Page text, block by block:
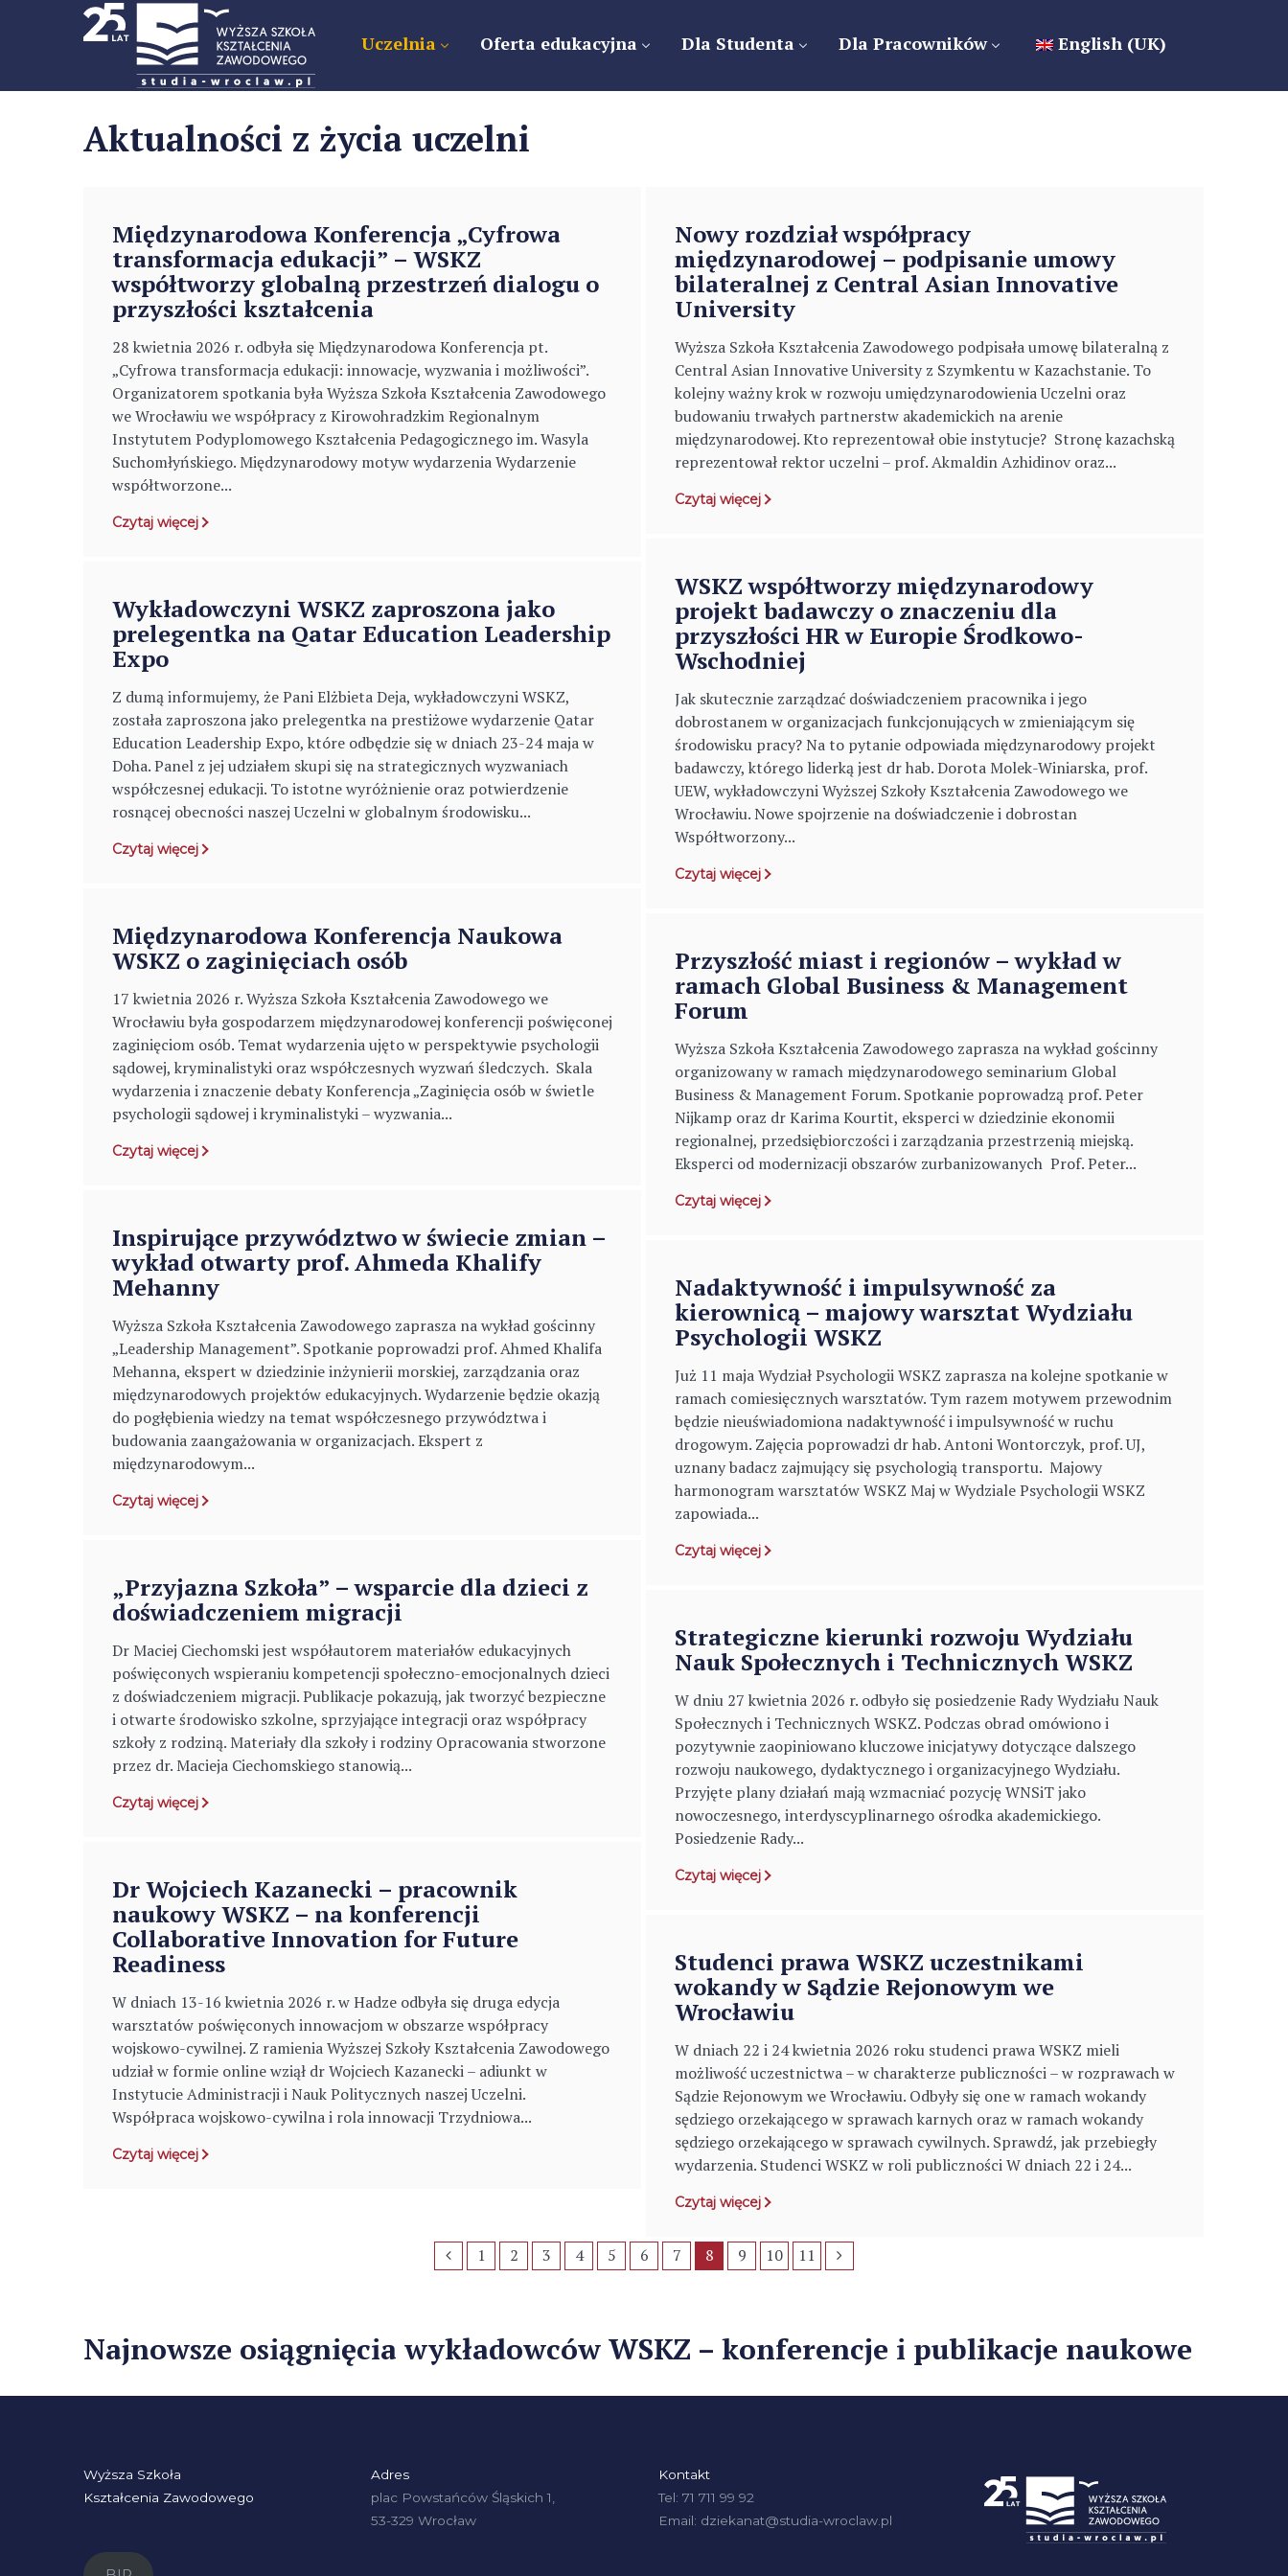
Uczelnia Oferta edukacyjna Dla Studenta Dla Pracowników English (UK)
Aktualności z życia uczelni
Międzynarodowa Konferencja „Cyfrowa
transformacja edukacji” – WSKZ
współtworzy globalną przestrzeń dialogu o
przyszłości kształcenia
28 kwietnia 2026 r. odbyła się Międzynarodowa Konferencja pt.
„Cyfrowa transformacja edukacji: innowacje, wyzwania i możliwości”.
Organizatorem spotkania była Wyższa Szkoła Kształcenia Zawodowego
we Wrocławiu we współpracy z Kirowohradzkim Regionalnym
Instytutem Podyplomowego Kształcenia Pedagogicznego im. Wasyla
Suchomłyńskiego. Międzynarodowy motyw wydarzenia Wydarzenie
współtworzone...
Czytaj więcej
Nowy rozdział współpracy
międzynarodowej – podpisanie umowy
bilateralnej z Central Asian Innovative
University
Wyższa Szkoła Kształcenia Zawodowego podpisała umowę bilateralną z
Central Asian Innovative University z Szymkentu w Kazachstanie. To
kolejny ważny krok w rozwoju umiędzynarodowienia Uczelni oraz
budowaniu trwałych partnerstw akademickich na arenie
międzynarodowej. Kto reprezentował obie instytucje? Stronę kazachską
reprezentował rektor uczelni – prof. Akmaldin Azhidinov oraz...
Czytaj więcej
WSKZ współtworzy międzynarodowy
projekt badawczy o znaczeniu dla
przyszłości HR w Europie Środkowo-
Wschodniej
Jak skutecznie zarządzać doświadczeniem pracownika i jego
dobrostanem w organizacjach funkcjonujących w zmieniającym się
środowisku pracy? Na to pytanie odpowiada międzynarodowy projekt
badawczy, którego liderką jest dr hab. Dorota Molek-Winiarska, prof.
UEW, wykładowczyni Wyższej Szkoły Kształcenia Zawodowego we
Wrocławiu. Nowe spojrzenie na doświadczenie i dobrostan
Współtworzony...
Czytaj więcej
Wykładowczyni WSKZ zaproszona jako
prelegentka na Qatar Education Leadership
Expo
Z dumą informujemy, że Pani Elżbieta Deja, wykładowczyni WSKZ,
została zaproszona jako prelegentka na prestiżowe wydarzenie Qatar
Education Leadership Expo, które odbędzie się w dniach 23-24 maja w
Doha. Panel z jej udziałem skupi się na strategicznych wyzwaniach
współczesnej edukacji. To istotne wyróżnienie oraz potwierdzenie
rosnącej obecności naszej Uczelni w globalnym środowisku...
Czytaj więcej
Międzynarodowa Konferencja Naukowa
WSKZ o zaginięciach osób
17 kwietnia 2026 r. Wyższa Szkoła Kształcenia Zawodowego we
Wrocławiu była gospodarzem międzynarodowej konferencji poświęconej
zaginięciom osób. Temat wydarzenia ujęto w perspektywie psychologii
sądowej, kryminalistyki oraz współczesnych wyzwań śledczych. Skala
wydarzenia i znaczenie debaty Konferencja „Zaginięcia osób w świetle
psychologii sądowej i kryminalistyki – wyzwania...
Czytaj więcej
Przyszłość miast i regionów – wykład w
ramach Global Business & Management
Forum
Wyższa Szkoła Kształcenia Zawodowego zaprasza na wykład gościnny
organizowany w ramach międzynarodowego seminarium Global
Business & Management Forum. Spotkanie poprowadzą prof. Peter
Nijkamp oraz dr Karima Kourtit, eksperci w dziedzinie ekonomii
regionalnej, przedsiębiorczości i zarządzania przestrzenią miejską.
Eksperci od modernizacji obszarów zurbanizowanych Prof. Peter...
Czytaj więcej
Inspirujące przywództwo w świecie zmian –
wykład otwarty prof. Ahmeda Khalify
Mehanny
Wyższa Szkoła Kształcenia Zawodowego zaprasza na wykład gościnny
„Leadership Management”. Spotkanie poprowadzi prof. Ahmed Khalifa
Mehanna, ekspert w dziedzinie inżynierii morskiej, zarządzania oraz
międzynarodowych projektów edukacyjnych. Wydarzenie będzie okazją
do pogłębienia wiedzy na temat współczesnego przywództwa i
budowania zaangażowania w organizacjach. Ekspert z
międzynarodowym...
Czytaj więcej
Nadaktywność i impulsywność za
kierownicą – majowy warsztat Wydziału
Psychologii WSKZ
Już 11 maja Wydział Psychologii WSKZ zaprasza na kolejne spotkanie w
ramach comiesięcznych warsztatów. Tym razem motywem przewodnim
będzie nieuświadomiona nadaktywność i impulsywność w ruchu
drogowym. Zajęcia poprowadzi dr hab. Antoni Wontorczyk, prof. UJ,
uznany badacz zajmujący się psychologią transportu. Majowy
harmonogram warsztatów WSKZ Maj w Wydziale Psychologii WSKZ
zapowiada...
Czytaj więcej
„Przyjazna Szkoła” – wsparcie dla dzieci z
doświadczeniem migracji
Dr Maciej Ciechomski jest współautorem materiałów edukacyjnych
poświęconych wspieraniu kompetencji społeczno-emocjonalnych dzieci
z doświadczeniem migracji. Publikacje pokazują, jak tworzyć bezpieczne
i otwarte środowisko szkolne, sprzyjające integracji oraz współpracy
szkoły z rodziną. Materiały dla szkoły i rodziny Opracowania stworzone
przez dr. Macieja Ciechomskiego stanowią...
Czytaj więcej
Strategiczne kierunki rozwoju Wydziału
Nauk Społecznych i Technicznych WSKZ
W dniu 27 kwietnia 2026 r. odbyło się posiedzenie Rady Wydziału Nauk
Społecznych i Technicznych WSKZ. Podczas obrad omówiono i
pozytywnie zaopiniowano kluczowe inicjatywy dotyczące dalszego
rozwoju naukowego, dydaktycznego i organizacyjnego Wydziału.
Przyjęte plany działań mają wzmacniać pozycję WNSiT jako
nowoczesnego, interdyscyplinarnego ośrodka akademickiego.
Posiedzenie Rady...
Czytaj więcej
Dr Wojciech Kazanecki – pracownik
naukowy WSKZ – na konferencji
Collaborative Innovation for Future
Readiness
W dniach 13-16 kwietnia 2026 r. w Hadze odbyła się druga edycja
warsztatów poświęconych innowacjom w obszarze współpracy
wojskowo-cywilnej. Z ramienia Wyższej Szkoły Kształcenia Zawodowego
udział w formie online wziął dr Wojciech Kazanecki – adiunkt w
Instytucie Administracji i Nauk Politycznych naszej Uczelni.
Współpraca wojskowo-cywilna i rola innowacji Trzydniowa...
Czytaj więcej
Studenci prawa WSKZ uczestnikami
wokandy w Sądzie Rejonowym we
Wrocławiu
W dniach 22 i 24 kwietnia 2026 roku studenci prawa WSKZ mieli
możliwość uczestnictwa – w charakterze publiczności – w rozprawach w
Sądzie Rejonowym we Wrocławiu. Odbyły się one w ramach wokandy
sędziego orzekającego w sprawach karnych oraz w ramach wokandy
sędziego orzekającego w sprawach cywilnych. Sprawdź, jak przebiegły
wydarzenia. Studenci WSKZ w roli publiczności W dniach 22 i 24...
Czytaj więcej
1 2 3 4 5 6 7 8 9 10 11
Najnowsze osiągnięcia wykładowców WSKZ – konferencje i publikacje naukowe
Wyższa Szkoła
Kształcenia Zawodowego
Adres
plac Powstańców Śląskich 1,
53-329 Wrocław
Kontakt
Tel: 71 711 99 92
Email: dziekanat@studia-wroclaw.pl